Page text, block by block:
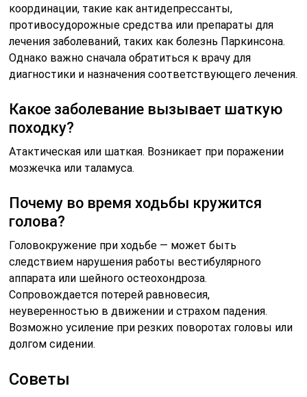
координации, такие как антидепрессанты,
противосудорожные средства или препараты для
лечения заболеваний, таких как болезнь Паркинсона.
Однако важно сначала обратиться к врачу для
диагностики и назначения соответствующего лечения.
Какое заболевание вызывает шаткую
походку?
Атактическая или шаткая. Возникает при поражении
мозжечка или таламуса.
Почему во время ходьбы кружится
голова?
Головокружение при ходьбе — может быть
следствием нарушения работы вестибулярного
аппарата или шейного остеохондроза.
Сопровождается потерей равновесия,
неуверенностью в движении и страхом падения.
Возможно усиление при резких поворотах головы или
долгом сидении.
Советы